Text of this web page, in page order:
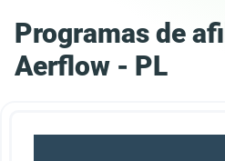
Programas de
Aerflow - PL